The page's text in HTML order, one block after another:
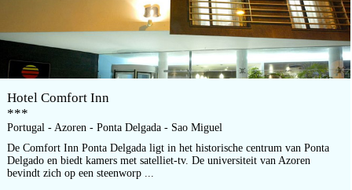
Hotel Comfort Inn
***
Portugal - Azoren - Ponta Delgada - Sao Miguel
De Comfort Inn Ponta Delgada ligt in het historische centrum van Ponta
Delgado en biedt kamers met satelliet-tv. De universiteit van Azoren
bevindt zich op een steenworp ...